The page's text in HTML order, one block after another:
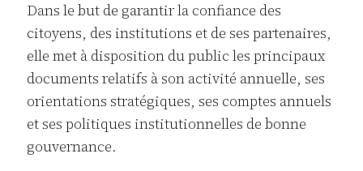
Dans le but de garantir la confiance des
citoyens, des institutions et de ses partenaires,
elle met à disposition du public les principaux
documents relatifs à son activité annuelle, ses
orientations stratégiques, ses comptes annuels
et ses politiques institutionnelles de bonne
gouvernance.